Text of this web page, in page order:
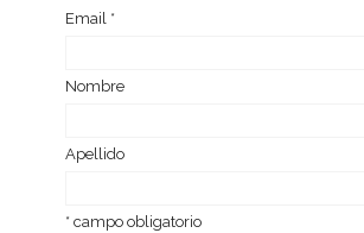
Email *
Nom­bre
Ape­llido
* campo obligatorio